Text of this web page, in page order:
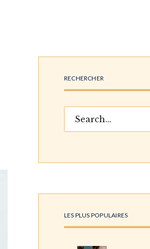
RECHERCHER
LES PLUS POPULAIRES